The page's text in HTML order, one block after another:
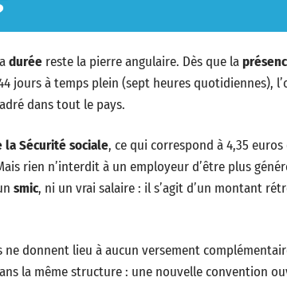
durée reste la pierre angulaire. Dès que la
jours à temps plein (sept heures quotidiennes),
dans tout le pays.
Sécurité sociale, ce qui correspond à 4,35 euros
rien n’interdit à un employeur d’être plus
smic, ni un vrai salaire : il s’agit d’un montant
donnent lieu à aucun versement
la même structure : une nouvelle convention